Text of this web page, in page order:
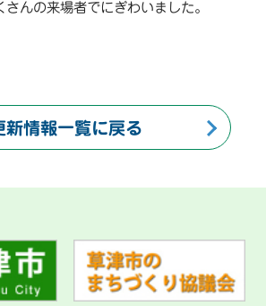
さんの来場者でにぎわいました。
新情報一覧に戻る